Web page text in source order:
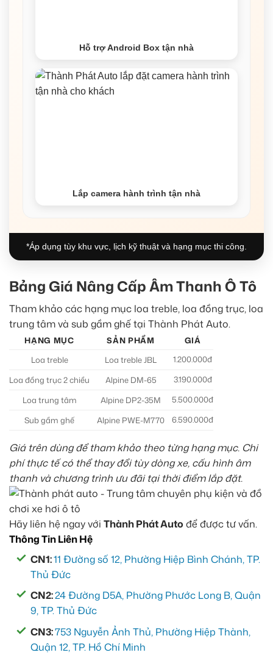
Hỗ trợ Android Box tận nhà
Lắp camera hành trình tận nhà
*Áp dụng tùy khu vực, lịch kỹ thuật và hạng mục thi công.
Bảng Giá Nâng Cấp Âm Thanh Ô Tô
Tham khảo các hạng mục loa treble, loa đồng trục, loa
trung tâm và sub gầm ghế tại Thành Phát Auto.
HẠNG MỤC SẢN PHẨM
GIÁ
Loa treble
Loa treble JBL
1.200.000đ
Loa đồng trục 2 chiều
Alpine DM-65
3.190.000đ
Loa trung tâm
Alpine DP2-35M
5.500.000đ
Sub gầm ghế
Alpine PWE-M770 6.590.000đ
Giá trên dùng để tham khảo theo từng hạng mục. Chi
phí thực tế có thể thay đổi tùy dòng xe, cấu hình âm
thanh và chương trình ưu đãi tại thời điểm lắp đặt.
Hãy liên hệ ngay với Thành Phát Auto để được tư vấn.
Thông Tin Liên Hệ
CN1:11 Đường số 12, Phường Hiệp Bình Chánh, TP.
Thủ Đức
CN2:24 Đường D5A, Phường Phước Long B, Quận
9, TP. Thủ Đức
CN3:753 Nguyễn Ảnh Thủ, Phường Hiệp Thành,
Quận 12, TP. Hồ Chí Minh